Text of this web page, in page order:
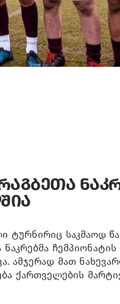
ტურნირიც საკმაოდ
ამჯერად მათ
ქართველების